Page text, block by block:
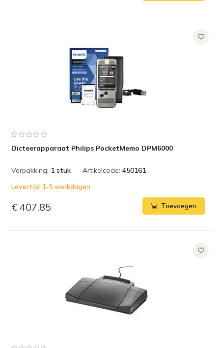
Dicteerapparaat Philips PocketMemo DPM6000
Verpakking: 1 stuk Artikelcode: 450161
Levertijd 1-5 werkdagen
€ 407,85 Toevoegen